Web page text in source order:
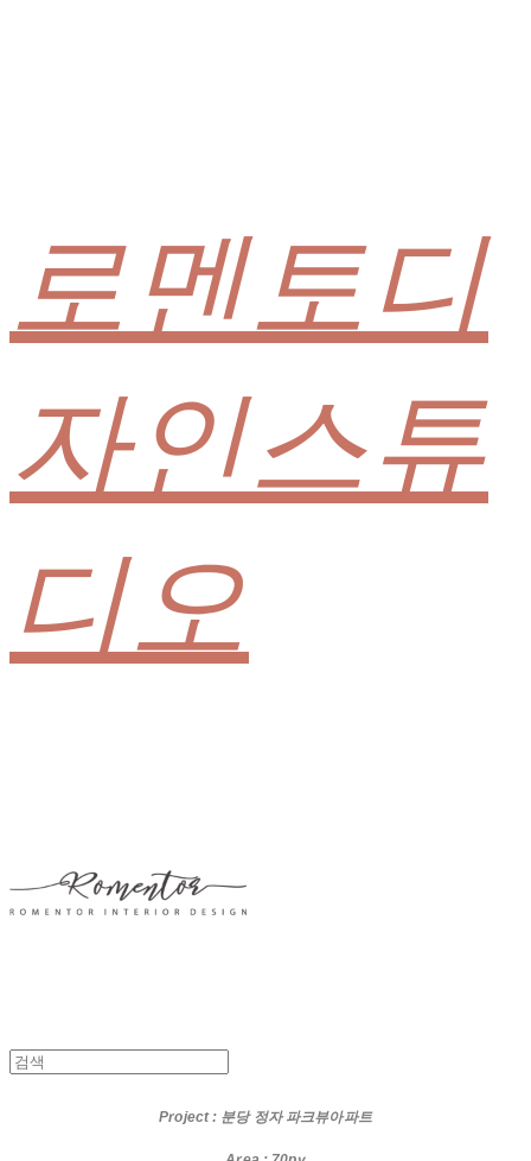
로멘토디
자인스튜
디오
Project: 분당 정자 파크뷰아파트